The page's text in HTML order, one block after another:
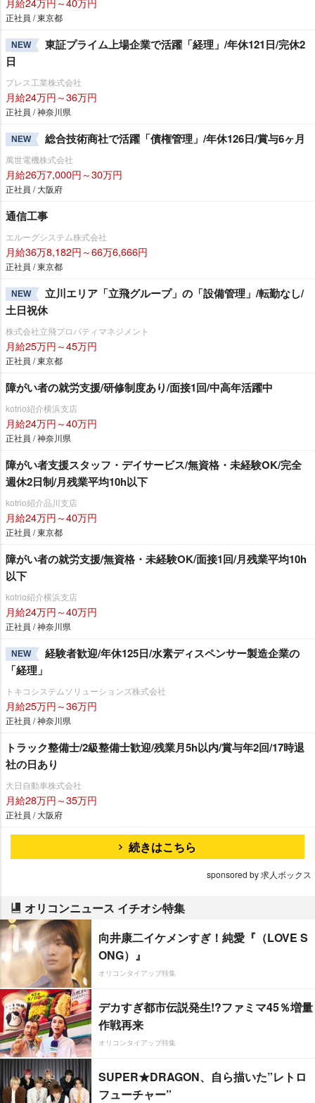
正社員 / 東京都
NEW
東証プライム上場企業で活躍「経理」/年休121日/完休2
日
プレス工業株式会社
月給24万円～36万円
正社員 / 神奈川県
NEW 総合技術商社で活躍「債権管理」/年休126日/賞与6ヶ月
萬世電機株式会社
月給26万7,000円～30万円
正社員 / 大阪府
通信工事
エルーグシステム株式会社
月給36万8,182円～66万6,666円
正社員 / 東京都
NEW
立川エリア「立飛グループ」の「設備管理」/転勤なし/
土日祝休
株式会社立飛プロパティマネジメント
月給25万円～45万円
正社員 / 東京都
障がい者の就労支援/研修制度あり/面接1回/中高年活躍中
kotrio紹介横浜支店
月給24万円～40万円
正社員 / 神奈川県
障がい者支援スタッフ・デイサービス/無資格・未経験OK/完全
週休2日制/月残業平均10h以下
kotrio紹介品川支店
月給24万円～40万円
正社員 / 東京都
障がい者の就労支援/無資格・未経験OK/面接1回/月残業平均10h
以下
kotrio紹介横浜支店
月給24万円～40万円
正社員 / 神奈川県
NEW
経験者歓迎/年休125日/水素ディスペンサー製造企業の
「経理」
トキコシステムソリューションズ株式会社
月給25万円～36万円
正社員 / 神奈川県
トラック整備士/2級整備士歓迎/残業月5h以内/賞与年2回/17時退
社の日あり
大日自動車株式会社
月給28万円～35万円
正社員 / 大阪府
続きはこちら
sponsored by 求人ボックス
オリコンニュース イチオシ特集
向井康二イケメンすぎ！純愛『（LOVE S
ONG）』
オリコンタイアップ特集
デカすぎ都市伝説発生!?ファミマ45％増量
作戦再来
オリコンタイアップ特集
SUPER★DRAGON、自ら描いた”レトロ
フューチャー”